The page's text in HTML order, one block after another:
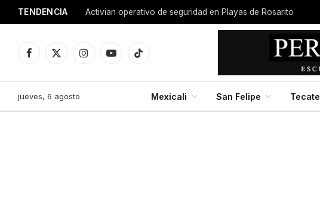
TENDENCIA Activian operativo de seguridad en Playas de Rosarito
Facebook
X
InstagramYouTubeTikTok
jueves, 6 agosto Mexicali San Felipe Tecate